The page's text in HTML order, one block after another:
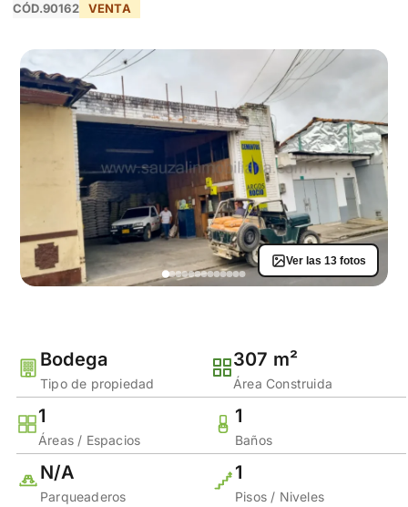
CÓD.90162 VENTA
Ver las 13 fotos
Bodega
Tipo de propiedad
307 m²
Área Construida
1
Áreas / Espacios
1
Baños
N/A
Parqueaderos
1
Pisos / Niveles